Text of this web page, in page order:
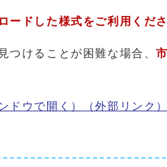
ドした様式をご利用くださ
つけることが困難な場合、
ドウで開く） （外部リンク）